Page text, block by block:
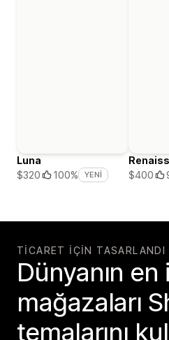
Luna
$320
100% YENI
$400
TICARET IÇIN TASARLANDI
Dünyanın
mağazaları
temalarını